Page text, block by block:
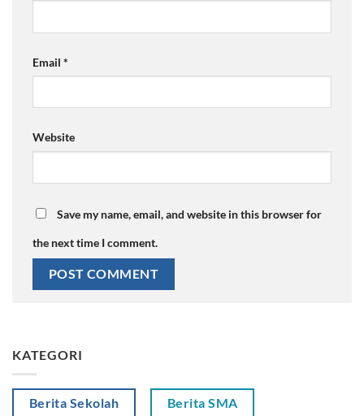
Email *
Website
Save my name, email, and website in this browser for
the next time I comment.
KATEGORI
Berita Sekolah Berita SMA